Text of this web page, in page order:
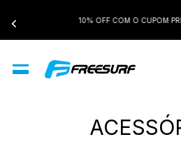
10% OFF COM O CUPOM